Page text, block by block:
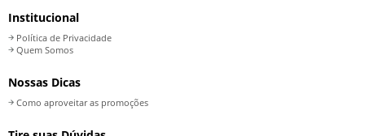
Institucional
Política de Privacidade
Quem Somos
Nossas Dicas
Como aproveitar as promoções